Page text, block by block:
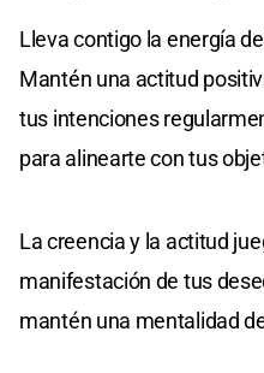
Lleva contigo la energía
Mantén una actitud
tus intenciones
para alinearte con tus
La creencia y la actitud
manifestación de tus
mantén una mentalidad